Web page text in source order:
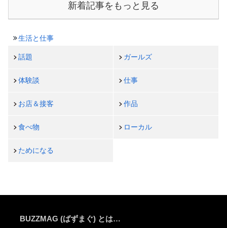
新着記事をもっと見る
生活と仕事
話題 ガールズ
体験談 仕事
お店＆接客 作品
食べ物 ローカル
ためになる
BUZZMAG (ばずまぐ) とは…